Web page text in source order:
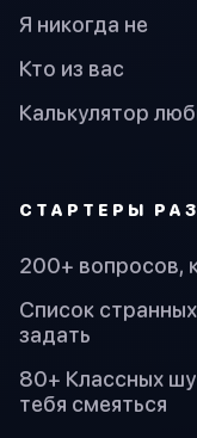
Я никогда не
Кто из вас
Калькулятор
СТАРТЕРЫ
200+ вопросов,
Список
задать
80+ Классных
тебя смеяться